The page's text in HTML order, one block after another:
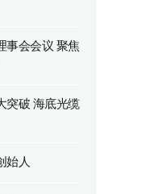
事会会议 聚焦
突破 海底光缆
始人